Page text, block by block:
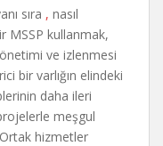
sıra , nasıl
MSSP kullanmak,
ve izlenmesi
bir varlığın elindeki
daha ileri
meşgul
hizmetler